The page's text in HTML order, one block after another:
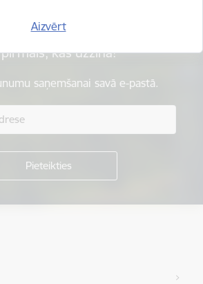
Aizvērt
kas uzzina!
saņemšanai savā e-pastā.